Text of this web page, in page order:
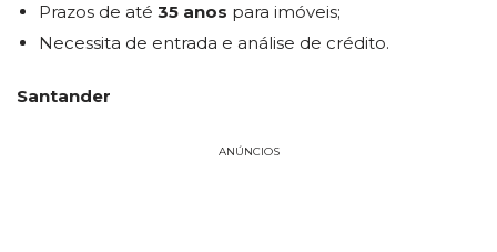
Prazos de até 35 anos para imóveis;
Necessita de entrada e análise de crédito.
Santander
ANÚNCIOS